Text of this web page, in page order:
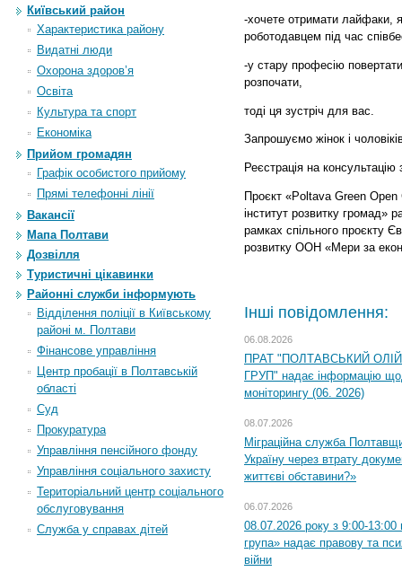
Київський район
Характеристика району
Видатні люди
Охорона здоров’я
Освіта
Культура та спорт
Економіка
Прийом громадян
Графік особистого прийому
Прямі телефонні лінії
Вакансії
Мапа Полтави
Дозвілля
Туристичні цікавинки
Районні служби інформують
Відділення поліції в Київському
районі м. Полтави
Фінансове управління
Центр пробації в Полтавській
області
Суд
Прокуратура
Управління пенсійного фонду
Управління соціального захисту
Територіальний центр соціального
обслуговування
Служба у справах дітей
-хочете отримати лайфаки,
роботодавцем під час
-у стару професію
розпочати,
тоді ця зустріч для вас.
Запрошуємо жінок і
Реєстрація на
Проєкт «Poltava Green
інститут розвитку громад»
рамках спільного проєкту
розвитку ООН «Мери за
Інші повідомлення:
06.08.2026
ПРАТ "ПОЛТАВСЬКИЙ
ГРУП" надає інформацію
моніторингу (06. 2026)
08.07.2026
Міграційна служба
Україну через втрату
життєві обставини?»
06.07.2026
08.07.2026 року з 9:00-13:00
група» надає правову та
війни